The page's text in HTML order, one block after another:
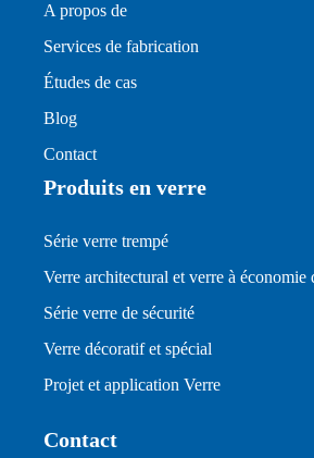
A propos de
Services de fabrication
Études de cas
Blog
Contact
Produits en verre
Série verre trempé
Verre architectural et verre à économie
Série verre de sécurité
Verre décoratif et spécial
Projet et application Verre
Contact